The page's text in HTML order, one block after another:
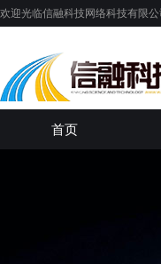
欢迎光临信融科技网络科技有限公
首页